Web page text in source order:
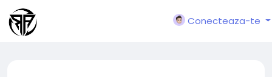
Conecteaza-te